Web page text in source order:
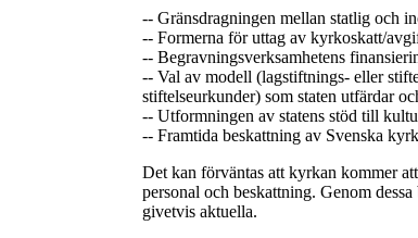
-- Gränsdragningen mellan statlig och
-- Formerna för uttag av kyrkoskatt/
-- Begravningsverksamhetens
-- Val av modell (lagstiftnings- eller
stiftelseurkunder) som staten utfärdar
-- Utformningen av statens stöd till
-- Framtida beskattning av Svenska
Det kan förväntas att kyrkan kommer
personal och beskattning. Genom
givetvis aktuella.